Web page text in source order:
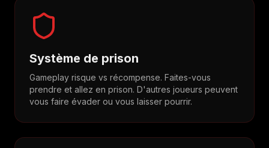
Système de prison
Gameplay risque vs récompense. Faites-vous
prendre et allez en prison. D'autres joueurs peuvent
vous faire évader ou vous laisser pourrir.